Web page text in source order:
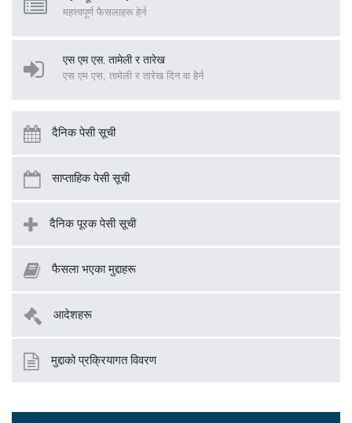
महत्त्वपूर्ण फैसलाहरू हेर्न
एस एम एस, तामेली र तारेख
एस एम एस, तामेली र तारेख दिन वा हेर्न
दैनिक पेसी सूची
साप्ताहिक पेसी सूची
दैनिक पूरक पेसी सूची
फैसला भएका मुद्दाहरू
आदेशहरू
मुद्दाको प्रक्रियागत विवरण